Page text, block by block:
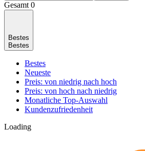
Gesamt 0
Bestes
Bestes
Bestes
Neueste
Preis: von niedrig nach hoch
Preis: von hoch nach niedrig
Monatliche Top-Auswahl
Kundenzufriedenheit
Loading